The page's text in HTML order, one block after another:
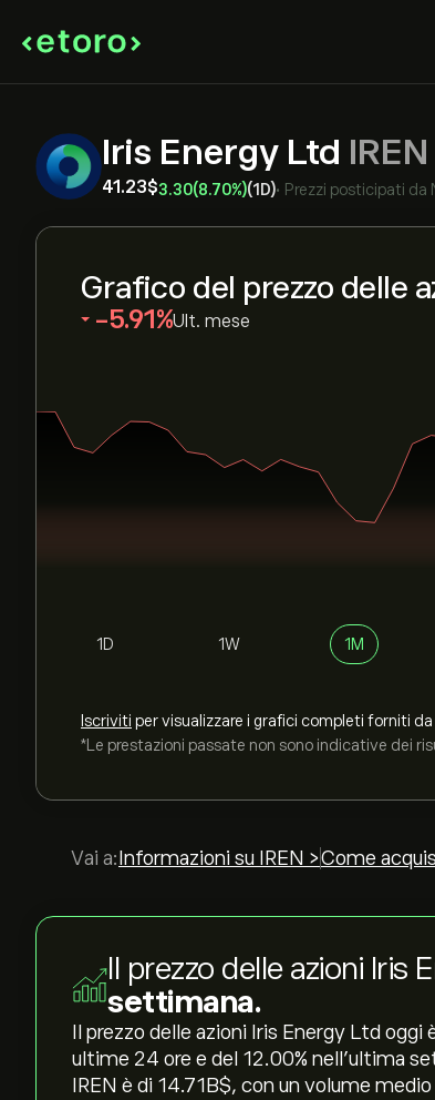
Iris Energy Ltd IREN
41.23‎$‎3.30(8.70%)(1D)• Prezzi posticipati da
Grafico del prezzo delle
‎-5.91‎ Ult. mese
1D 1W 1M
Iscriviti per visualizzare i grafici completi forniti da
*Le prestazioni passate non sono indicative dei
Vai a: Informazioni su IREN >Come
Il prezzo delle azioni Iris
settimana.
Il prezzo delle azioni Iris Energy Ltd
ultime 24 ore e del ‎12.00‎% nell'ultima
IREN è di 14.71B‎$‎, con un volume